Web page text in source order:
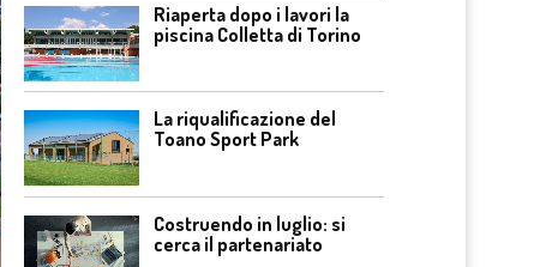
Riaperta dopo i lavori la
piscina Colletta di Torino
La riqualificazione del
Toano Sport Park
Costruendo in luglio: si
cerca il partenariato